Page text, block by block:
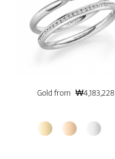
Gold from ₩4,183,228